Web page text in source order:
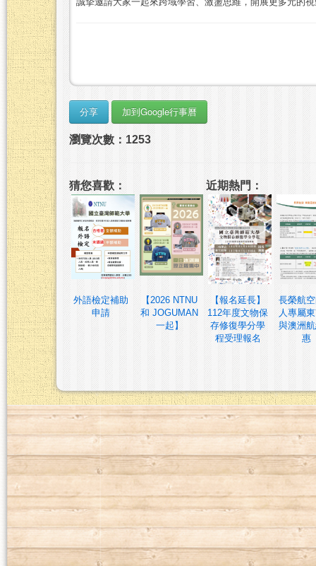
瀏覽次數：1253
猜您喜歡：
外語檢定補助
申請
【2026 NTNU
和 JOGUMAN
一起】
近期熱門：
【報名延長】
112年度文物保
存修復學分學
程受理報名
長榮航
人專屬
與澳洲
惠